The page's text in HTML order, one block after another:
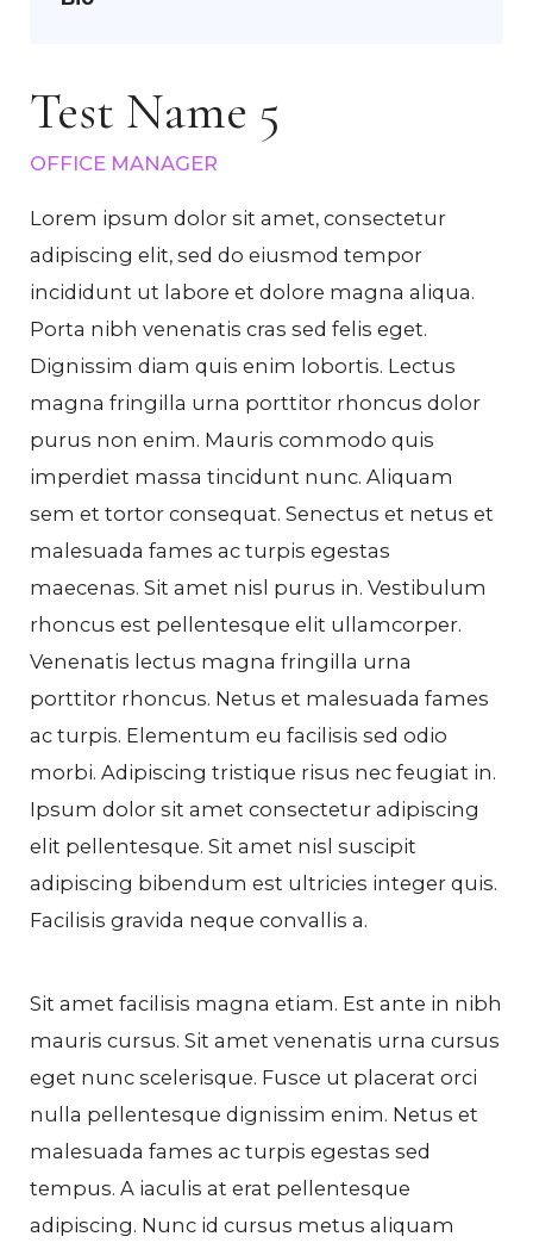
Test Name 5
OFFICE MANAGER
Lorem ipsum dolor sit amet, consectetur
adipiscing elit, sed do eiusmod tempor
incididunt ut labore et dolore magna aliqua.
Porta nibh venenatis cras sed felis eget.
Dignissim diam quis enim lobortis. Lectus
magna fringilla urna porttitor rhoncus dolor
purus non enim. Mauris commodo quis
imperdiet massa tincidunt nunc. Aliquam
sem et tortor consequat. Senectus et netus et
malesuada fames ac turpis egestas
maecenas. Sit amet nisl purus in. Vestibulum
rhoncus est pellentesque elit ullamcorper.
Venenatis lectus magna fringilla urna
porttitor rhoncus. Netus et malesuada fames
ac turpis. Elementum eu facilisis sed odio
morbi. Adipiscing tristique risus nec feugiat in.
Ipsum dolor sit amet consectetur adipiscing
elit pellentesque. Sit amet nisl suscipit
adipiscing bibendum est ultricies integer quis.
Facilisis gravida neque convallis a.
Sit amet facilisis magna etiam. Est ante in nibh
mauris cursus. Sit amet venenatis urna cursus
eget nunc scelerisque. Fusce ut placerat orci
nulla pellentesque dignissim enim. Netus et
malesuada fames ac turpis egestas sed
tempus. A iaculis at erat pellentesque
adipiscing. Nunc id cursus metus aliquam